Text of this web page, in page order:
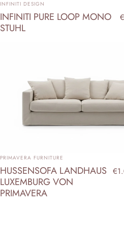
INFINITI DESIGN
INFINITI PURE LOOP MONO
STUHL
ANBIETER:
PRIMAVERA FURNITURE
HUSSENSOFA LANDHAUS
LUXEMBURG VON
PRIMAVERA